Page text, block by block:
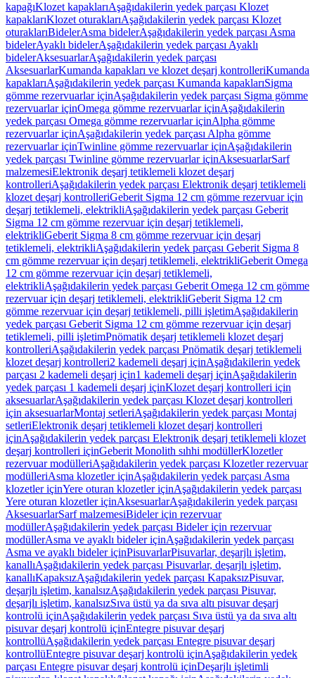
kapağıKlozet kapaklarıAşağıdakilerin yedek parçası Klozet
kapaklarıKlozet oturaklarıAşağıdakilerin yedek parçası Klozet
oturaklarıBidelerAsma bidelerAşağıdakilerin yedek parçası Asma
bidelerAyaklı bidelerAşağıdakilerin yedek parçası Ayaklı
bidelerAksesuarlarAşağıdakilerin yedek parçası
AksesuarlarKumanda kapakları ve klozet deşarj kontrolleriKumanda
kapaklarıAşağıdakilerin yedek parçası Kumanda kapaklarıSigma
gömme rezervuarlar içinAşağıdakilerin yedek parçası Sigma gömme
rezervuarlar içinOmega gömme rezervuarlar içinAşağıdakilerin
yedek parçası Omega gömme rezervuarlar içinAlpha gömme
rezervuarlar içinAşağıdakilerin yedek parçası Alpha gömme
rezervuarlar içinTwinline gömme rezervuarlar içinAşağıdakilerin
yedek parçası Twinline gömme rezervuarlar içinAksesuarlarSarf
malzemesiElektronik deşarj tetiklemeli klozet deşarj
kontrolleriAşağıdakilerin yedek parçası Elektronik deşarj tetiklemeli
klozet deşarj kontrolleriGeberit Sigma 12 cm gömme rezervuar için
deşarj tetiklemeli, elektrikliAşağıdakilerin yedek parçası Geberit
Sigma 12 cm gömme rezervuar için deşarj tetiklemeli,
elektrikliGeberit Sigma 8 cm gömme rezervuar için deşarj
tetiklemeli, elektrikliAşağıdakilerin yedek parçası Geberit Sigma 8
cm gömme rezervuar için deşarj tetiklemeli, elektrikliGeberit Omega
12 cm gömme rezervuar için deşarj tetiklemeli,
elektrikliAşağıdakilerin yedek parçası Geberit Omega 12 cm gömme
rezervuar için deşarj tetiklemeli, elektrikliGeberit Sigma 12 cm
gömme rezervuar için deşarj tetiklemeli, pilli işletimAşağıdakilerin
yedek parçası Geberit Sigma 12 cm gömme rezervuar için deşarj
tetiklemeli, pilli işletimPnömatik deşarj tetiklemeli klozet deşarj
kontrolleriAşağıdakilerin yedek parçası Pnömatik deşarj tetiklemeli
klozet deşarj kontrolleri2 kademeli deşarj içinAşağıdakilerin yedek
parçası 2 kademeli deşarj için1 kademeli deşarj içinAşağıdakilerin
yedek parçası 1 kademeli deşarj içinKlozet deşarj kontrolleri için
aksesuarlarAşağıdakilerin yedek parçası Klozet deşarj kontrolleri
için aksesuarlarMontaj setleriAşağıdakilerin yedek parçası Montaj
setleriElektronik deşarj tetiklemeli klozet deşarj kontrolleri
içinAşağıdakilerin yedek parçası Elektronik deşarj tetiklemeli klozet
deşarj kontrolleri içinGeberit Monolith sıhhi modüllerKlozetler
rezervuar modülleriAşağıdakilerin yedek parçası Klozetler rezervuar
modülleriAsma klozetler içinAşağıdakilerin yedek parçası Asma
klozetler içinYere oturan klozetler içinAşağıdakilerin yedek parçası
Yere oturan klozetler içinAksesuarlarAşağıdakilerin yedek parçası
AksesuarlarSarf malzemesiBideler için rezervuar
modüllerAşağıdakilerin yedek parçası Bideler için rezervuar
modüllerAsma ve ayaklı bideler içinAşağıdakilerin yedek parçası
Asma ve ayaklı bideler içinPisuvarlarPisuvarlar, deşarjlı işletim,
kanallıAşağıdakilerin yedek parçası Pisuvarlar, deşarjlı işletim,
kanallıKapaksızAşağıdakilerin yedek parçası KapaksızPisuvar,
deşarjlı işletim, kanalsızAşağıdakilerin yedek parçası Pisuvar,
deşarjlı işletim, kanalsızSıva üstü ya da sıva altı pisuvar deşarj
kontrolü içinAşağıdakilerin yedek parçası Sıva üstü ya da sıva altı
pisuvar deşarj kontrolü içinEntegre pisuvar deşarj
kontrollüAşağıdakilerin yedek parçası Entegre pisuvar deşarj
kontrollüEntegre pisuvar deşarj kontrolü içinAşağıdakilerin yedek
parçası Entegre pisuvar deşarj kontrolü içinDeşarjlı işletimli